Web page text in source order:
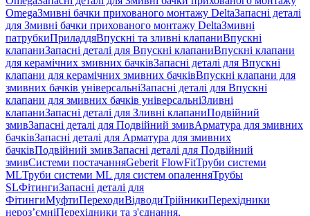
OmegaЗмивні бачки прихованого монтажу DeltaЗапасні деталі
для Змивні бачки прихованого монтажу DeltaЗмивні
патрубкиПриладдяВпускні та зливні клапаниВпускні
клапаниЗапасні деталі для Впускні клапаниВпускні клапани
для керамічних змивних бачківЗапасні деталі для Впускні
клапани для керамічних змивних бачківВпускні клапани для
змивних бачків універсальніЗапасні деталі для Впускні
клапани для змивних бачків універсальніЗливні
клапаниЗапасні деталі для Зливні клапаниПодвійний
змивЗапасні деталі для Подвійний змивАрматура для змивних
бачкiвЗапасні деталі для Арматура для змивних
бачкiвПодвійний змивЗапасні деталі для Подвійний
змивСистеми постачанняGeberit FlowFitТруби системи
MLТруби системи ML для систем опаленняТрубы
SLФітингиЗапасні деталі для
ФітингиМуфтиПереходиВідводиТрійникиПерехідники
нероз’ємніПерехідники та з'єднання,